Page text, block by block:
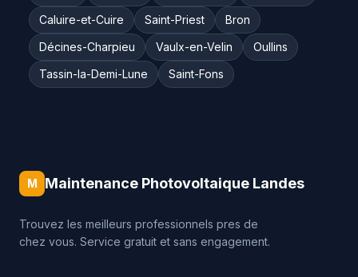
Caluire-et-Cuire
Saint-Priest
Bron
Décines-Charpieu
Vaulx-en-Velin
Oullins
Tassin-la-Demi-Lune
Saint-Fons
M Maintenance Photovoltaique Landes
Trouvez les meilleurs professionnels pres de
chez vous. Service gratuit et sans engagement.